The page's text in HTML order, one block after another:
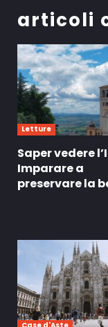
articoli
Letture
Saper vedere
Imparare a
preservare la